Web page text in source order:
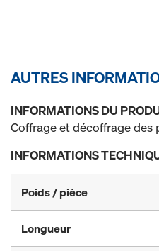
AUTRES
INFORMATIONS DU
Coffrage et décoffrage des
INFORMATIONS
Poids / pièce
Longueur